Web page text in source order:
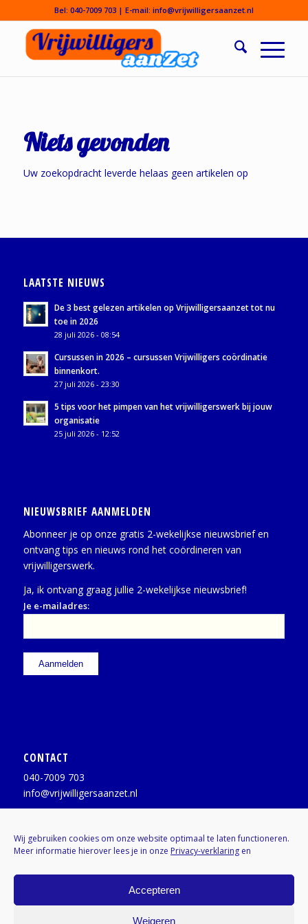
Wij gebruiken cookies om onze website optimaal te laten functioneren.
Meer informatie hierover lees je in onze Privacy-verklaring en
Accepteren
Weigeren
Bel: 040-7009 703| E-mail: info@vrijwilligersaanzet.nl
Niets gevonden
Uw zoekopdracht leverde helaas geen artikelen op
LAATSTE NIEUWS
De 3 best gelezen artikelen op Vrijwilligersaanzet tot nu
toe in 2026
28 juli 2026 - 08:54
Cursussen in 2026 – cursussen Vrijwilligers coördinatie
binnenkort.
27 juli 2026 - 23:30
5 tips voor het pimpen van het vrijwilligerswerk bij jouw
organisatie
25 juli 2026 - 12:52
NIEUWSBRIEF AANMELDEN
Abonneer je op onze gratis 2-wekelijkse nieuwsbrief en
ontvang tips en nieuws rond het coördineren van
vrijwilligerswerk.
Ja, ik ontvang graag jullie 2-wekelijkse nieuwsbrief!
Je e-mailadres:
CONTACT
040-7009 703
info@vrijwilligersaanzet.nl
X / Twitter:@vrijwilligerAZ
Kenniscentrumvrijwilligers